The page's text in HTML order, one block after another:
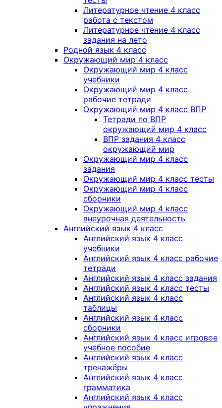
Литературное чтение 4 класс
работа с текстом
Литературное чтение 4 класс
задания на лето
Родной язык 4 класс
Окружающий мир 4 класс
Окружающий мир 4 класс
учебники
Окружающий мир 4 класс
рабочие тетради
Окружающий мир 4 класс ВПР
Тетради по ВПР
окружающий мир 4 класс
ВПР задания 4 класс
окружающий мир
Окружающий мир 4 класс
задания
Окружающий мир 4 класс тесты
Окружающий мир 4 класс
сборники
Окружающий мир 4 класс
внеурочная деятельность
Английский язык 4 класс
Английский язык 4 класс
учебники
Английский язык 4 класс рабочие
тетради
Английский язык 4 класс задания
Английский язык 4 класс тесты
Английский язык 4 класс
таблицы
Английский язык 4 класс
сборники
Английский язык 4 класс игровое
учебное пособие
Английский язык 4 класс
тренажёры
Английский язык 4 класс
грамматика
Английский язык 4 класс